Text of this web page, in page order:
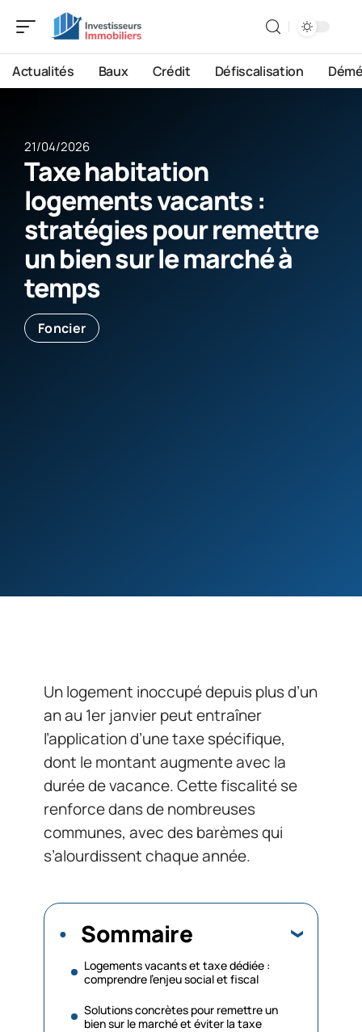
Actualités Baux Crédit Défiscalisation
21/04/2026
Taxe habitation
logements vacants :
stratégies pour remettre
un bien sur le marché à
temps
Foncier
Un logement inoccupé depuis plus d’un
an au 1er janvier peut entraîner
l’application d’une taxe spécifique,
dont le montant augmente avec la
durée de vacance. Cette fiscalité se
renforce dans de nombreuses
communes, avec des barèmes qui
s’alourdissent chaque année.
Sommaire
Logements vacants et taxe dédiée :
comprendre l’enjeu social et fiscal
Solutions concrètes pour remettre un
bien sur le marché et éviter la taxe